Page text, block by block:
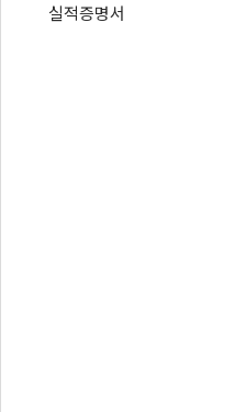
실적증명서